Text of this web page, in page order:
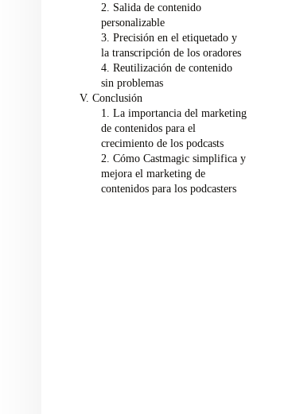
2. Salida de contenido
personalizable
3. Precisión en el etiquetado y
la transcripción de los oradores
4. Reutilización de contenido
sin problemas
V. Conclusión
1. La importancia del marketing
de contenidos para el
crecimiento de los podcasts
2. Cómo Castmagic simplifica y
mejora el marketing de
contenidos para los podcasters